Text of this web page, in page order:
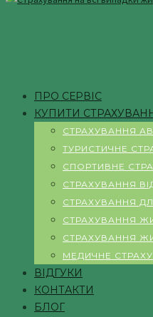
ПРО СЕРВІС
КУПИТИ
СТРАХУВАННЯ
ТУРИСТИЧНЕ
СПОРТИВНЕ
СТРАХУВАННЯ
СТРАХУВАННЯ
СТРАХУВАННЯ
СТРАХУВАННЯ
МЕДИЧНЕ
ВІДГУКИ
КОНТАКТИ
БЛОГ